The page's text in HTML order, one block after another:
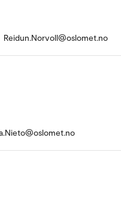
Reidun.Norvoll@oslomet.no